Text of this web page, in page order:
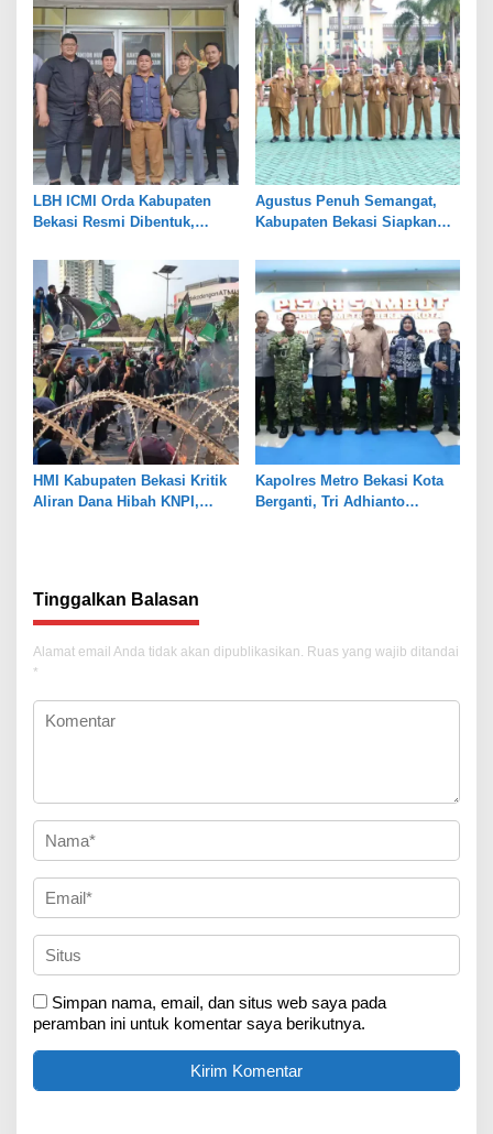
LBH ICMI Orda Kabupaten
Bekasi Resmi Dibentuk,
Pendampingan Hukum
Agustus Penuh Semangat,
Kabupaten Bekasi Siapkan
Hari Besar
HMI Kabupaten Bekasi Kritik
Aliran Dana Hibah KNPI,
Kapolres Metro Bekasi Kota
Berganti, Tri Adhianto
Tinggalkan Balasan
Alamat email Anda tidak akan dipublikasikan. Ruas yang wajib ditandai
*
Simpan nama, email, dan situs web saya pada
peramban ini untuk komentar saya berikutnya.